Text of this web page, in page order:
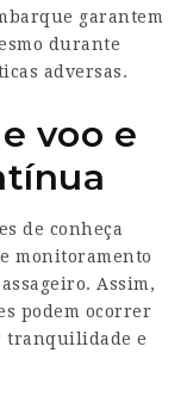
garantem
durante
adversas.
voo e
de conheça
monitoramento
Assim,
podem ocorrer
tranquilidade e